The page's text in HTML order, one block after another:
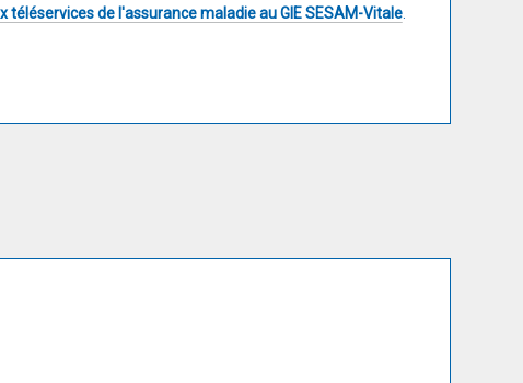
téléservices de l'assurance maladie au GIE SESAM-Vitale